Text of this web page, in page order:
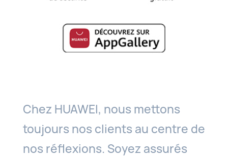
Chez HUAWEI, nous mettons
toujours nos clients au centre de
nos réflexions. Soyez assurés